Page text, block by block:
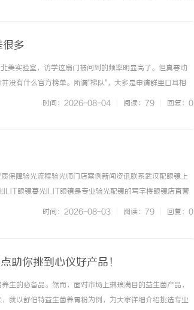
多
美实验室，访学这扇门被问到的频率明显高了。但真要动
有什么官方榜单。所谓"梯队"，大多是申请群里口耳相
格局。下面按"访学业务专注度+北美资源+往期案例"粗排
时间：2026-08-04 阅读：79 回复：0
保障验光流程验光师门店案例新闻资讯联系武汉配眼镜上
眼镜暮光ILIT眼镜是专业验光配镜的写字楼眼镜店直营
片、透明价格和直营售后为基础，全场镜片40%-60%优
时间：2026-08-03 阅读：79 回复：0
助你挑到心仪好产品！
生的必备品。然而，面对市场上琳琅满目的益生菌产品，
就以舒伯特益生菌养胃粉为例，为大家详细介绍挑选专业